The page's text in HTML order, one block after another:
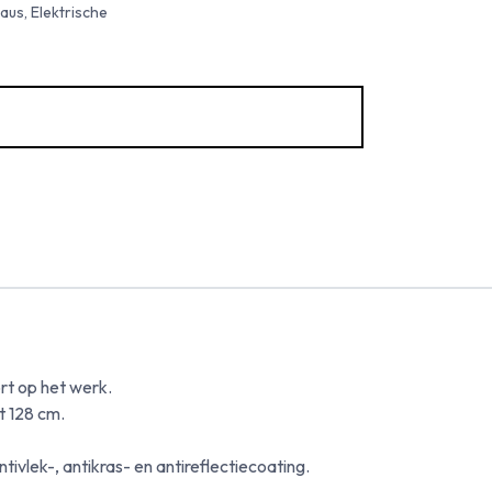
Elektrische
op het werk.
cm.
, antikras- en antireflectiecoating.